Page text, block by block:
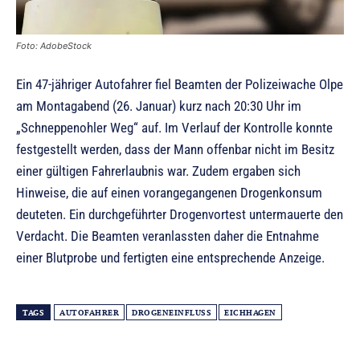
Foto: AdobeStock
Ein 47-jähriger Autofahrer fiel Beamten der Polizeiwache Olpe
am Montagabend (26. Januar) kurz nach 20:30 Uhr im
„Schneppenohler Weg“ auf. Im Verlauf der Kontrolle konnte
festgestellt werden, dass der Mann offenbar nicht im Besitz
einer gültigen Fahrerlaubnis war. Zudem ergaben sich
Hinweise, die auf einen vorangegangenen Drogenkonsum
deuteten. Ein durchgeführter Drogenvortest untermauerte den
Verdacht. Die Beamten veranlassten daher die Entnahme
einer Blutprobe und fertigten eine entsprechende Anzeige.
TAGS AUTOFAHRER DROGENEINFLUSS EICHHAGEN